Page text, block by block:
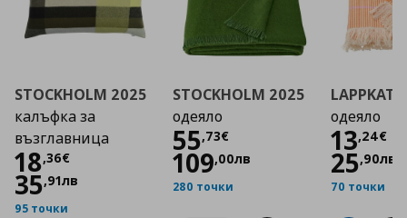
STOCKHOLM 2025
калъфка за
възглавница
18,36€
Цена 18,36 €
35,91лв
95 точки
STOCKHOLM 2025
одеяло
55,73€
Цена 55,73 €
109,00лв
280 точки
одеяло
13,24€
Цена
25,90лв
70 точки